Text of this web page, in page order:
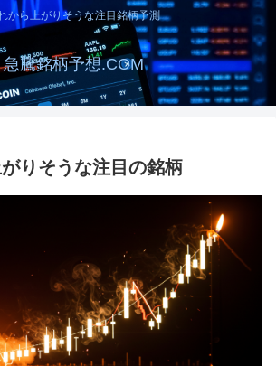
から上がりそうな注目銘柄予測
急騰銘柄予想.COM
りそうな注目の銘柄